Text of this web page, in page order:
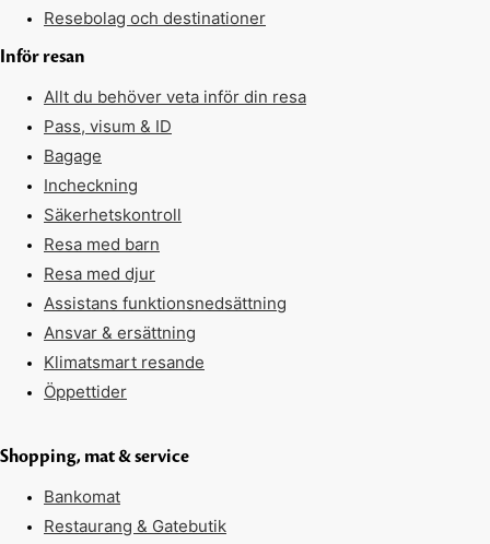
Resebolag och destinationer
Inför resan
Allt du behöver veta inför din resa
Pass, visum & ID
Bagage
Incheckning
Säkerhetskontroll
Resa med barn
Resa med djur
Assistans funktionsnedsättning
Ansvar & ersättning
Klimatsmart resande
Öppettider
Shopping, mat & service
Bankomat
Restaurang & Gatebutik